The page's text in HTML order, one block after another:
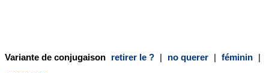
Variante de conjugaison retirer le ? | no querer | féminin |